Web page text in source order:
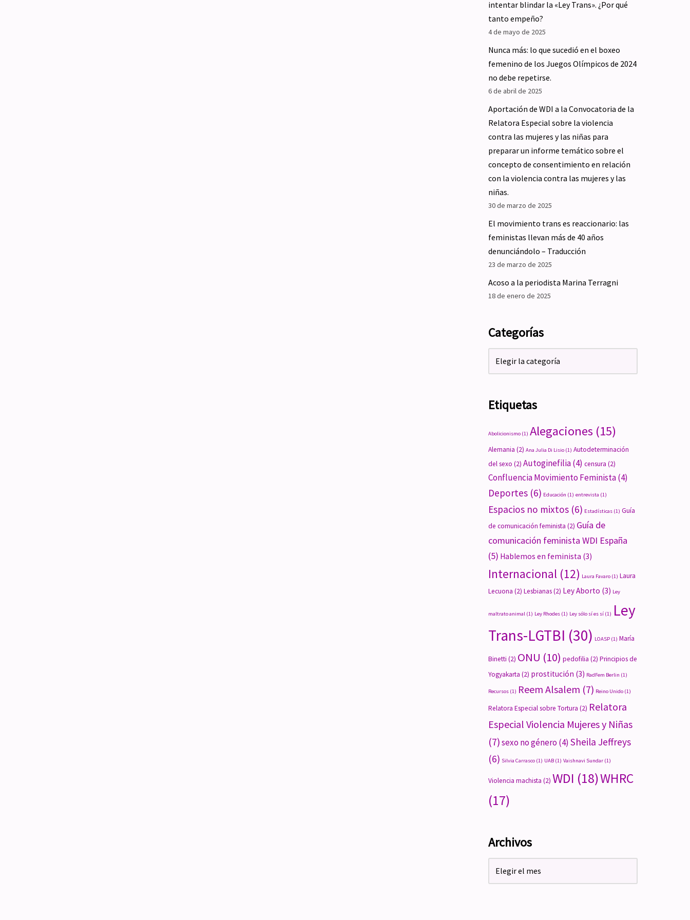
intentar blindar la «Ley Trans». ¿Por qué
tanto empeño?
4 de mayo de 2025
Nunca más: lo que sucedió en el boxeo
femenino de los Juegos Olímpicos de 2024
no debe repetirse.
6 de abril de 2025
Aportación de WDI a la Convocatoria de la
Relatora Especial sobre la violencia
contra las mujeres y las niñas para
preparar un informe temático sobre el
concepto de consentimiento en relación
con la violencia contra las mujeres y las
niñas.
30 de marzo de 2025
El movimiento trans es reaccionario: las
feministas llevan más de 40 años
denunciándolo – Traducción
23 de marzo de 2025
Acoso a la periodista Marina Terragni
18 de enero de 2025
Categorías
Etiquetas
Abolicionismo (1) Alegaciones (15)
Alemania (2) Ana Julia Di Lisio (1) Autodeterminación
del sexo (2) Autoginefilia(4) censura (2)
Confluencia Movimiento Feminista(4)
Deportes (6) Educación (1) entrevista (1)
Espacios no mixtos (6) Estadísticas (1) Guía
de comunicación feminista (2) Guía de
comunicación feminista WDI España
(5) Hablemos en feminista (3)
Internacional (12) Laura Favaro (1) Laura
Lecuona (2) Lesbianas(2) Ley Aborto (3) Ley
maltrato animal (1) Ley Rhodes (1) Ley sólo sí es sí (1) Ley
Trans-LGTBI (30) LOASP (1) María
Binetti (2) ONU (10) pedofilia (2) Principios de
Yogyakarta (2) prostitución (3) RadFem Berlin (1)
Recursos (1) Reem Alsalem (7) Reino Unido (1)
Relatora Especial sobre Tortura (2) Relatora
Especial Violencia Mujeres y Niñas
(7)sexo no género(4) Sheila Jeffreys
(6) Silvia Carrasco (1) UAB (1) Vaishnavi Sundar (1)
Violencia machista (2) WDI (18)WHRC
(17)
Archivos